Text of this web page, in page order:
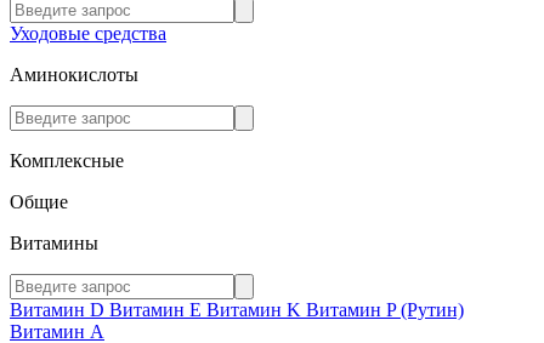
Уходовые средства
Аминокислоты
Комплексные
Общие
Витамины
Витамин D Витамин E Витамин K Витамин P (Рутин)
Витамин А